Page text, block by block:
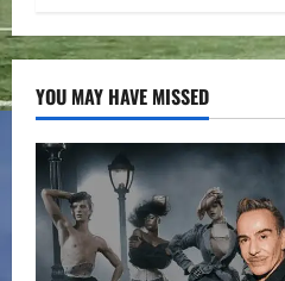
YOU MAY HAVE MISSED